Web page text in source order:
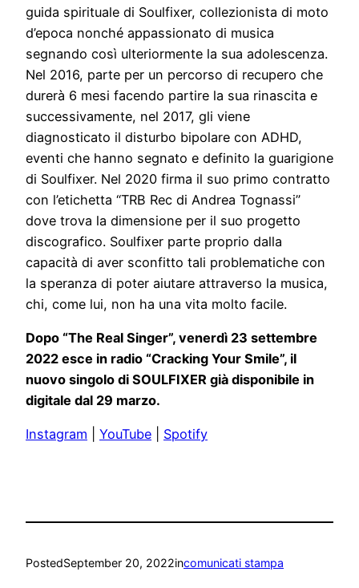
guida spirituale di Soulfixer, collezionista di moto
d’epoca nonché appassionato di musica
segnando così ulteriormente la sua adolescenza.
Nel 2016, parte per un percorso di recupero che
durerà 6 mesi facendo partire la sua rinascita e
successivamente, nel 2017, gli viene
diagnosticato il disturbo bipolare con ADHD,
eventi che hanno segnato e definito la guarigione
di Soulfixer. Nel 2020 firma il suo primo contratto
con l’etichetta “TRB Rec di Andrea Tognassi”
dove trova la dimensione per il suo progetto
discografico. Soulfixer parte proprio dalla
capacità di aver sconfitto tali problematiche con
la speranza di poter aiutare attraverso la musica,
chi, come lui, non ha una vita molto facile.
Dopo “The Real Singer”, venerdì 23 settembre
2022 esce in radio “Cracking Your Smile”, il
nuovo singolo di SOULFIXER già disponibile in
digitale dal 29 marzo.
Instagram YouTube Spotify
PostedSeptember 20, 2022incomunicati stampa